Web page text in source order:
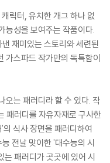
캐릭터, 유치한 개그 하나 없
능성을 보여주는 작품이다.
재미있는 스토리와 세련된
가스파드 작가만의 독특함이
오는 패러디라 할 수 있다. 작
패러디를 자유자재로 구사한
식사 장면을 패러디하여
전날 맞이한 '대수능의 시
는 패러디가 곳곳에 있어 시